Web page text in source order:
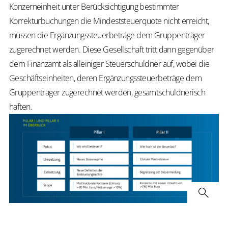
Konzerneinheit unter Berücksichtigung bestimmter
Korrekturbuchungen die Mindeststeuerquote nicht erreicht,
müssen die Ergänzungssteuerbeträge dem Gruppenträger
zugerechnet werden. Diese Gesellschaft tritt dann gegenüber
dem Finanzamt als alleiniger Steuerschuldner auf, wobei die
Geschäftseinheiten, deren Ergänzungssteuerbeträge dem
Gruppenträger zugerechnet werden, gesamtschuldnerisch
haften.